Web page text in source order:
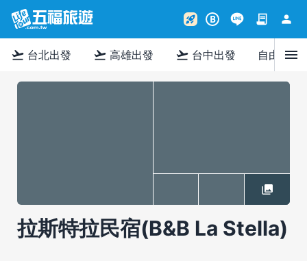
rocket_launch B contract person
flight_takeoff 台北出發 flight_takeoff 高雄出發 flight_takeoff 台中出發 自由行menu
拉斯特拉民宿(B&B La Stella)